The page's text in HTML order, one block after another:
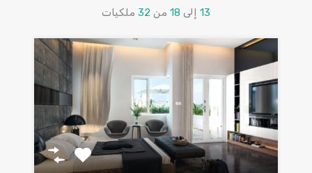
13 إلى 18 من 32 ملكيات